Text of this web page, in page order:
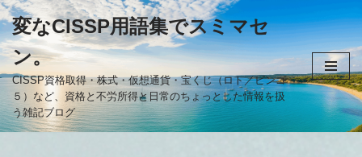
コ
ン
テ
ン
ツ
変なCISSP用語集でスミマセ
ン。
CISSP資格取得・株式・仮想通貨・宝くじ（ロト／ビンゴ
５）など、資格と不労所得と日常のちょっとした情報を扱
う雑記ブログ